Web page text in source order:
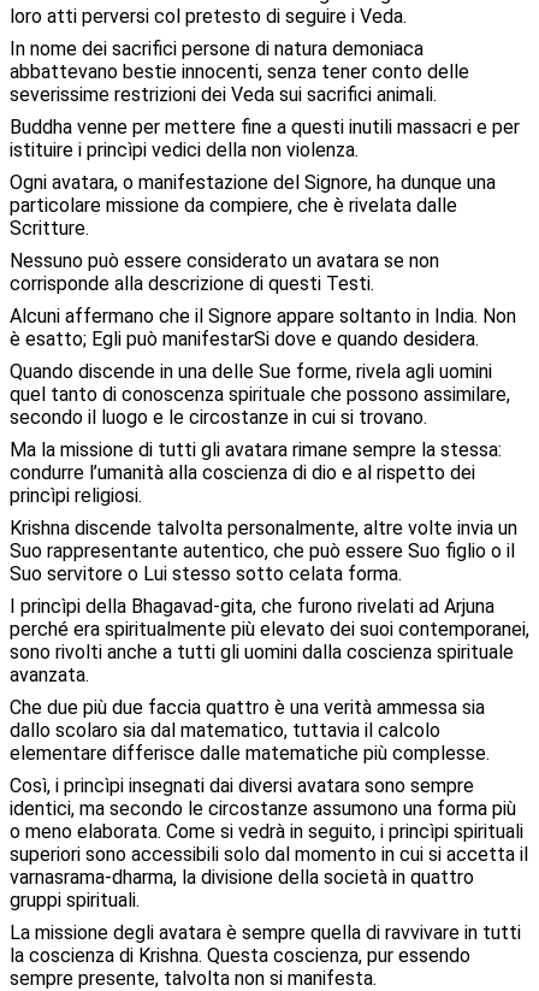
loro atti perversi col pretesto di seguire i Veda.
In nome dei sacrifici persone di natura demoniaca
abbattevano bestie innocenti, senza tener conto delle
severissime restrizioni dei Veda sui sacrifici animali.
Buddha venne per mettere fine a questi inutili massacri e per
istituire i princìpi vedici della non violenza.
Ogni avatara, o manifestazione del Signore, ha dunque una
particolare missione da compiere, che è rivelata dalle
Scritture.
Nessuno può essere considerato un avatara se non
corrisponde alla descrizione di questi Testi.
Alcuni affermano che il Signore appare soltanto in India. Non
è esatto; Egli può manifestarSi dove e quando desidera.
Quando discende in una delle Sue forme, rivela agli uomini
quel tanto di conoscenza spirituale che possono assimilare,
secondo il luogo e le circostanze in cui si trovano.
Ma la missione di tutti gli avatara rimane sempre la stessa:
condurre l’umanità alla coscienza di dio e al rispetto dei
princìpi religiosi.
Krishna discende talvolta personalmente, altre volte invia un
Suo rappresentante autentico, che può essere Suo figlio o il
Suo servitore o Lui stesso sotto celata forma.
I princìpi della Bhagavad-gita, che furono rivelati ad Arjuna
perché era spiritualmente più elevato dei suoi contemporanei,
sono rivolti anche a tutti gli uomini dalla coscienza spirituale
avanzata.
Che due più due faccia quattro è una verità ammessa sia
dallo scolaro sia dal matematico, tuttavia il calcolo
elementare differisce dalle matematiche più complesse.
Così, i princìpi insegnati dai diversi avatara sono sempre
identici, ma secondo le circostanze assumono una forma più
o meno elaborata. Come si vedrà in seguito, i princìpi spirituali
superiori sono accessibili solo dal momento in cui si accetta il
varnasrama-dharma, la divisione della società in quattro
gruppi spirituali.
La missione degli avatara è sempre quella di ravvivare in tutti
la coscienza di Krishna. Questa coscienza, pur essendo
sempre presente, talvolta non si manifesta.